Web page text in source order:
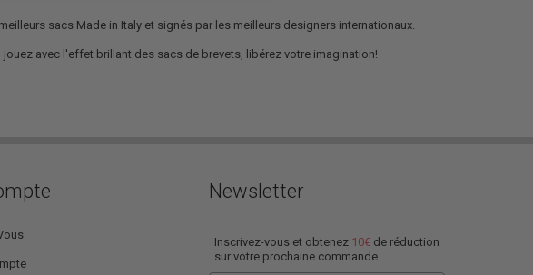
sacs Made in Italy et signés par les meilleurs designers internationaux.
avec l'effet brillant des sacs de brevets, libérez votre imagination!
Newsletter
Inscrivez-vous et obtenez 10€ de réduction
sur votre prochaine commande.